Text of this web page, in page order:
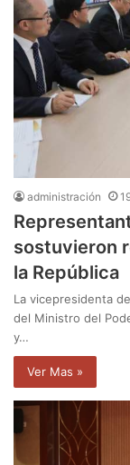
administración
sostuvieron
la República
La vicepresidenta
del Ministro del
y…
Ver Mas »